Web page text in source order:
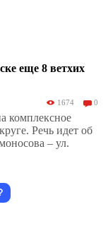
еще 8 ветхих
1674 0
комплексное
Речь идет об
– ул.